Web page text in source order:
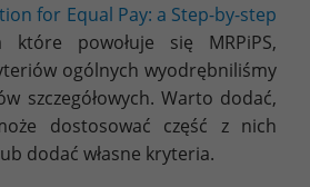
for Equal Pay: a Step-by-step
powołuje się MRPiPS,
ogólnych wyodrębniliśmy
szczegółowych. Warto dodać,
dostosować część z nich
dodać własne kryteria.